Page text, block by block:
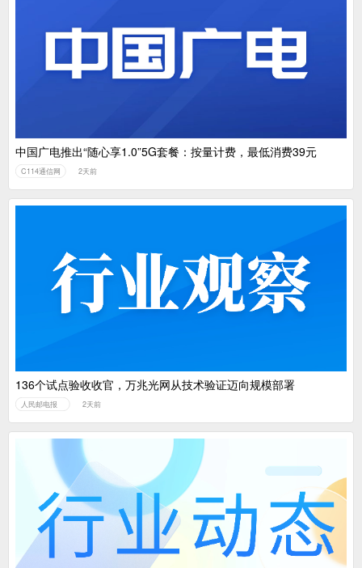
中国广电推出“随心享1.0”5G套餐：按量计费，最低消费39元
C114通信网 2天前
136个试点验收收官，万兆光网从技术验证迈向规模部署
人民邮电报 2天前